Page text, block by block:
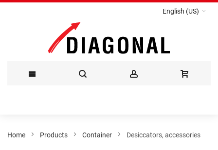
English (US)
Content
Home Products Container Desiccators, accessories